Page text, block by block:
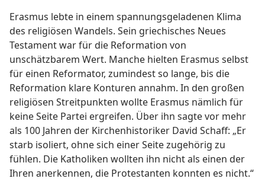
Erasmus lebte in einem spannungsgeladenen Klima
des religiösen Wandels. Sein griechisches Neues
Testament war für die Reformation von
unschätzbarem Wert. Manche hielten Erasmus selbst
für einen Reformator, zumindest so lange, bis die
Reformation klare Konturen annahm. In den großen
religiösen Streitpunkten wollte Erasmus nämlich für
keine Seite Partei ergreifen. Über ihn sagte vor mehr
als 100 Jahren der Kirchenhistoriker David Schaff: „Er
starb isoliert, ohne sich einer Seite zugehörig zu
fühlen. Die Katholiken wollten ihn nicht als einen der
Ihren anerkennen, die Protestanten konnten es nicht.“